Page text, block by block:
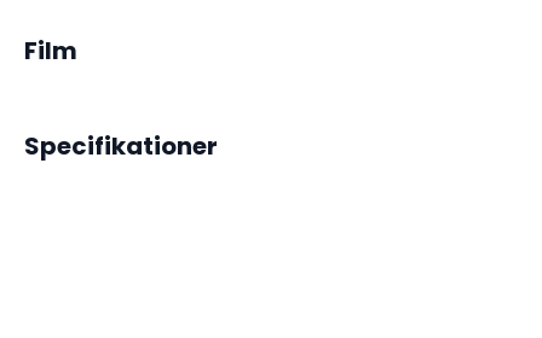
Film
Specifikationer